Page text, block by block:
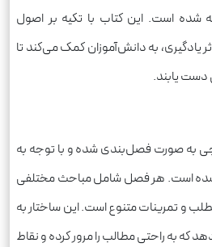
شده است. این کتاب با تکیه بر اصول
به دانش‌آموزان کمک می‌کند تا
دست یابند.
به صورت فصل‌بندی شده و با توجه به
است. هر فصل شامل مباحث مختلفی
و تمرینات متنوع است. این ساختار به
که به راحتی مطالب را مرور کرده و نقاط